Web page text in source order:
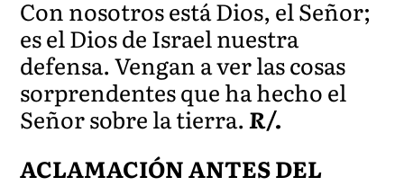
Con nosotros está Dios, el Señor;
es el Dios de Israel nuestra
defensa. Vengan a ver las cosas
sorprendentes que ha hecho el
Señor sobre la tierra.R/.
ACLAMACIÓN ANTES DEL